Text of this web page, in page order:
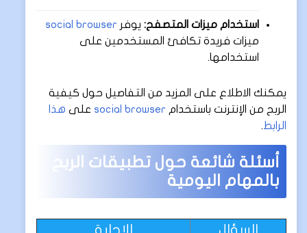
استخدام ميزات المتصفح: يوفر social browser
ميزات فريدة تكافئ المستخدمين على
استخدامها.
يمكنك الاطلاع على المزيد من التفاصيل حول كيفية
الربح من الإنترنت باستخدام social browser على هذا
الرابط.
أسئلة شائعة حول تطبيقات الربح
بالمهام اليومية
السؤال الإجابة